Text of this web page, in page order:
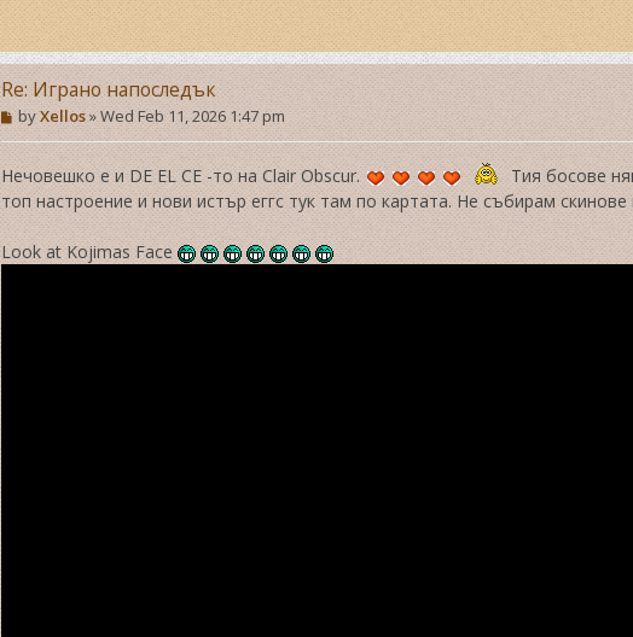
Re: Играно напоследък
P
o
s
t
byXellos»Wed Feb 11, 2026 1:47 pm
Нечовешко е и DE EL CE -то на Clair Obscur.
Тия босове
топ настроение и нови истър еггс тук там по картата. Не събирам
Look at Kojimas Face